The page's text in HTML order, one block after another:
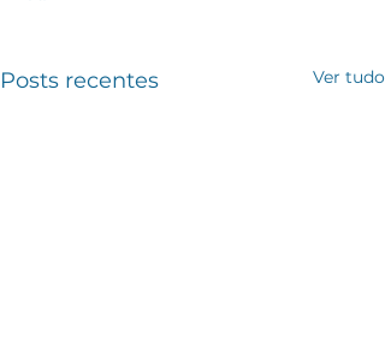
Posts recentes Ver tudo